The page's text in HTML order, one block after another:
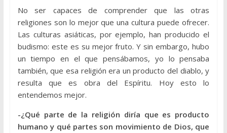
No ser capaces de comprender que las otras
religiones son lo mejor que una cultura puede ofrecer.
Las culturas asiáticas, por ejemplo, han producido el
budismo: este es su mejor fruto. Y sin embargo, hubo
un tiempo en el que pensábamos, yo lo pensaba
también, que esa religión era un producto del diablo, y
resulta que es obra del Espíritu. Hoy esto lo
entendemos mejor.
-¿Qué parte de la religión diría que es producto
humano y qué partes son movimiento de Dios, que